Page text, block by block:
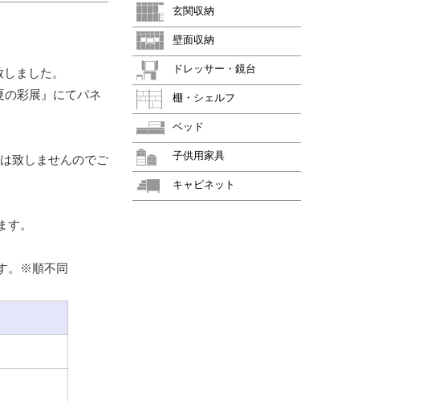
ました。
の彩展』にてパネ
致しませんのでご
。
。※順不同
玄関収納
壁面収納
ドレッサー・鏡台
棚・シェルフ
ベッド
子供用家具
キャビネット